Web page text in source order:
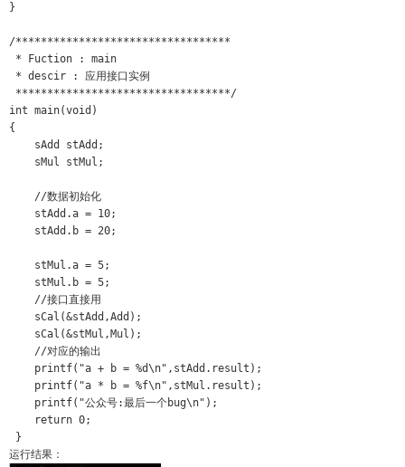
}
/**********************************
* Fuction : main
* descir : 应用接口实例
**********************************/
int main(void)
{
sAdd stAdd;
sMul stMul;
//数据初始化
stAdd.a = 10;
stAdd.b = 20;
stMul.a = 5;
stMul.b = 5;
//接口直接用
sCal(&stAdd,Add);
sCal(&stMul,Mul);
//对应的输出
printf("a + b = %d\n",stAdd.result);
printf("a * b = %f\n",stMul.result);
printf("公众号:最后一个bug\n");
return 0;
}
运行结果：